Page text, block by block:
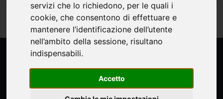
servizi che lo richiedono, per le quali i
cookie, che consentono di effettuare e
mantenere l’identificazione dell’utente
nell’ambito della sessione, risultano
indispensabili.
Accetto